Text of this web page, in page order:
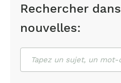
Rechercher
nouvelles: